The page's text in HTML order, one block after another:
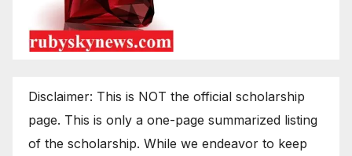
Disclaimer: This is NOT the official scholarship
page. This is only a one-page summarized listing
of the scholarship. While we endeavor to keep